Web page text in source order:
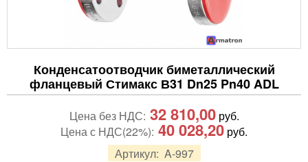
Конденсатоотводчик биметаллический
фланцевый Стимакс В31 Dn25 Pn40 ADL
Артикул: A-997
Цена без НДС: 32 810,00руб.
Цена с НДС(22%): 40 028,20 руб.